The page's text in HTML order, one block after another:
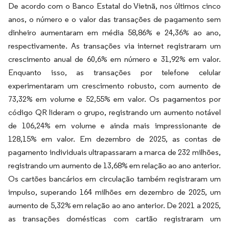
De acordo com o Banco Estatal do Vietnã, nos últimos cinco
anos, o número e o valor das transações de pagamento sem
dinheiro aumentaram em média 58,86% e 24,36% ao ano,
respectivamente. As transações via internet registraram um
crescimento anual de 60,6% em número e 31,92% em valor.
Enquanto isso, as transações por telefone celular
experimentaram um crescimento robusto, com aumento de
73,32% em volume e 52,55% em valor. Os pagamentos por
código QR lideram o grupo, registrando um aumento notável
de 106,24% em volume e ainda mais impressionante de
128,15% em valor. Em dezembro de 2025, as contas de
pagamento individuais ultrapassaram a marca de 232 milhões,
registrando um aumento de 13,68% em relação ao ano anterior.
Os cartões bancários em circulação também registraram um
impulso, superando 164 milhões em dezembro de 2025, um
aumento de 5,32% em relação ao ano anterior. De 2021 a 2025,
as transações domésticas com cartão registraram um